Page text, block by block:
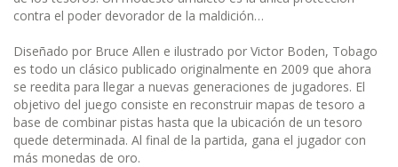
contra el poder devorador de la maldición…
Diseñado por Bruce Allen e ilustrado por Victor Boden, Tobago
es todo un clásico publicado originalmente en 2009 que ahora
se reedita para llegar a nuevas generaciones de jugadores. El
objetivo del juego consiste en reconstruir mapas de tesoro a
base de combinar pistas hasta que la ubicación de un tesoro
quede determinada. Al final de la partida, gana el jugador con
más monedas de oro.